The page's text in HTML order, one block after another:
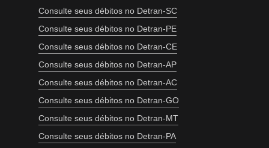
Consulte seus débitos no Detran-SC
Consulte seus débitos no Detran-PE
Consulte seus débitos no Detran-CE
Consulte seus débitos no Detran-AP
Consulte seus débitos no Detran-AC
Consulte seus débitos no Detran-GO
Consulte seus débitos no Detran-MT
Consulte seus débitos no Detran-PA